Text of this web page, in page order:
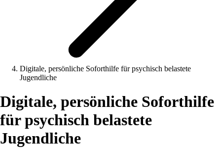
Digitale, persönliche Soforthilfe für psychisch belastete
Jugendliche
Digitale, persönliche Soforthilfe
für psychisch belastete
Jugendliche